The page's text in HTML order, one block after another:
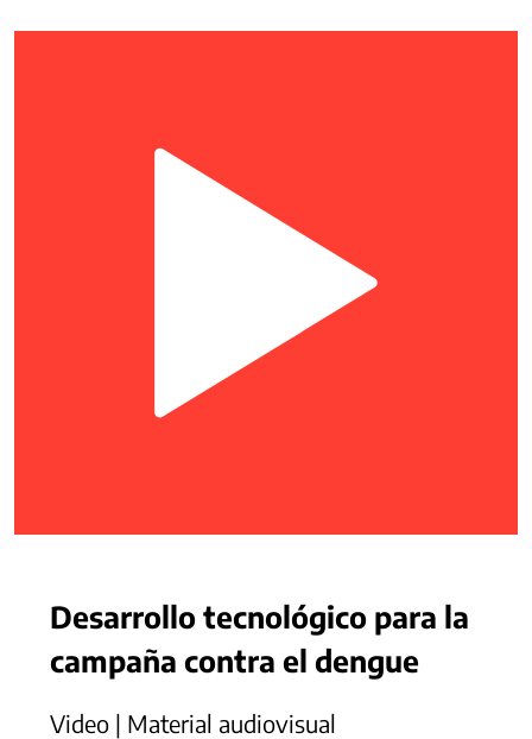
Desarrollo tecnológico para la
campaña contra el dengue
Video | Material audiovisual